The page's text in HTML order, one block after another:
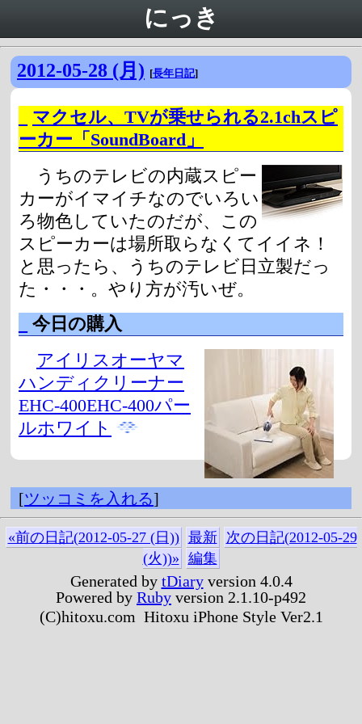
にっき
2012-05-28 (月) [長年日記]
マクセル、TVが乗せられる2.1chスピ
ーカー「SoundBoard」
うちのテレビの内蔵スピー
カーがイマイチなのでいろい
ろ物色していたのだが、この
スピーカーは場所取らなくてイイネ！
と思ったら、うちのテレビ日立製だっ
た・・・。やり方が汚いぜ。
今日の購入
アイリスオーヤマ
ハンディクリーナー
EHC-400EHC-400パー
ルホワイト
[ツッコミを入れる]
«前の日記(2012-05-27 (日)) 最新
次の日記(2012-05-29
(火))» 編集
Generated by tDiaryversion 4.0.4
Powered by Ruby version 2.1.10-p492